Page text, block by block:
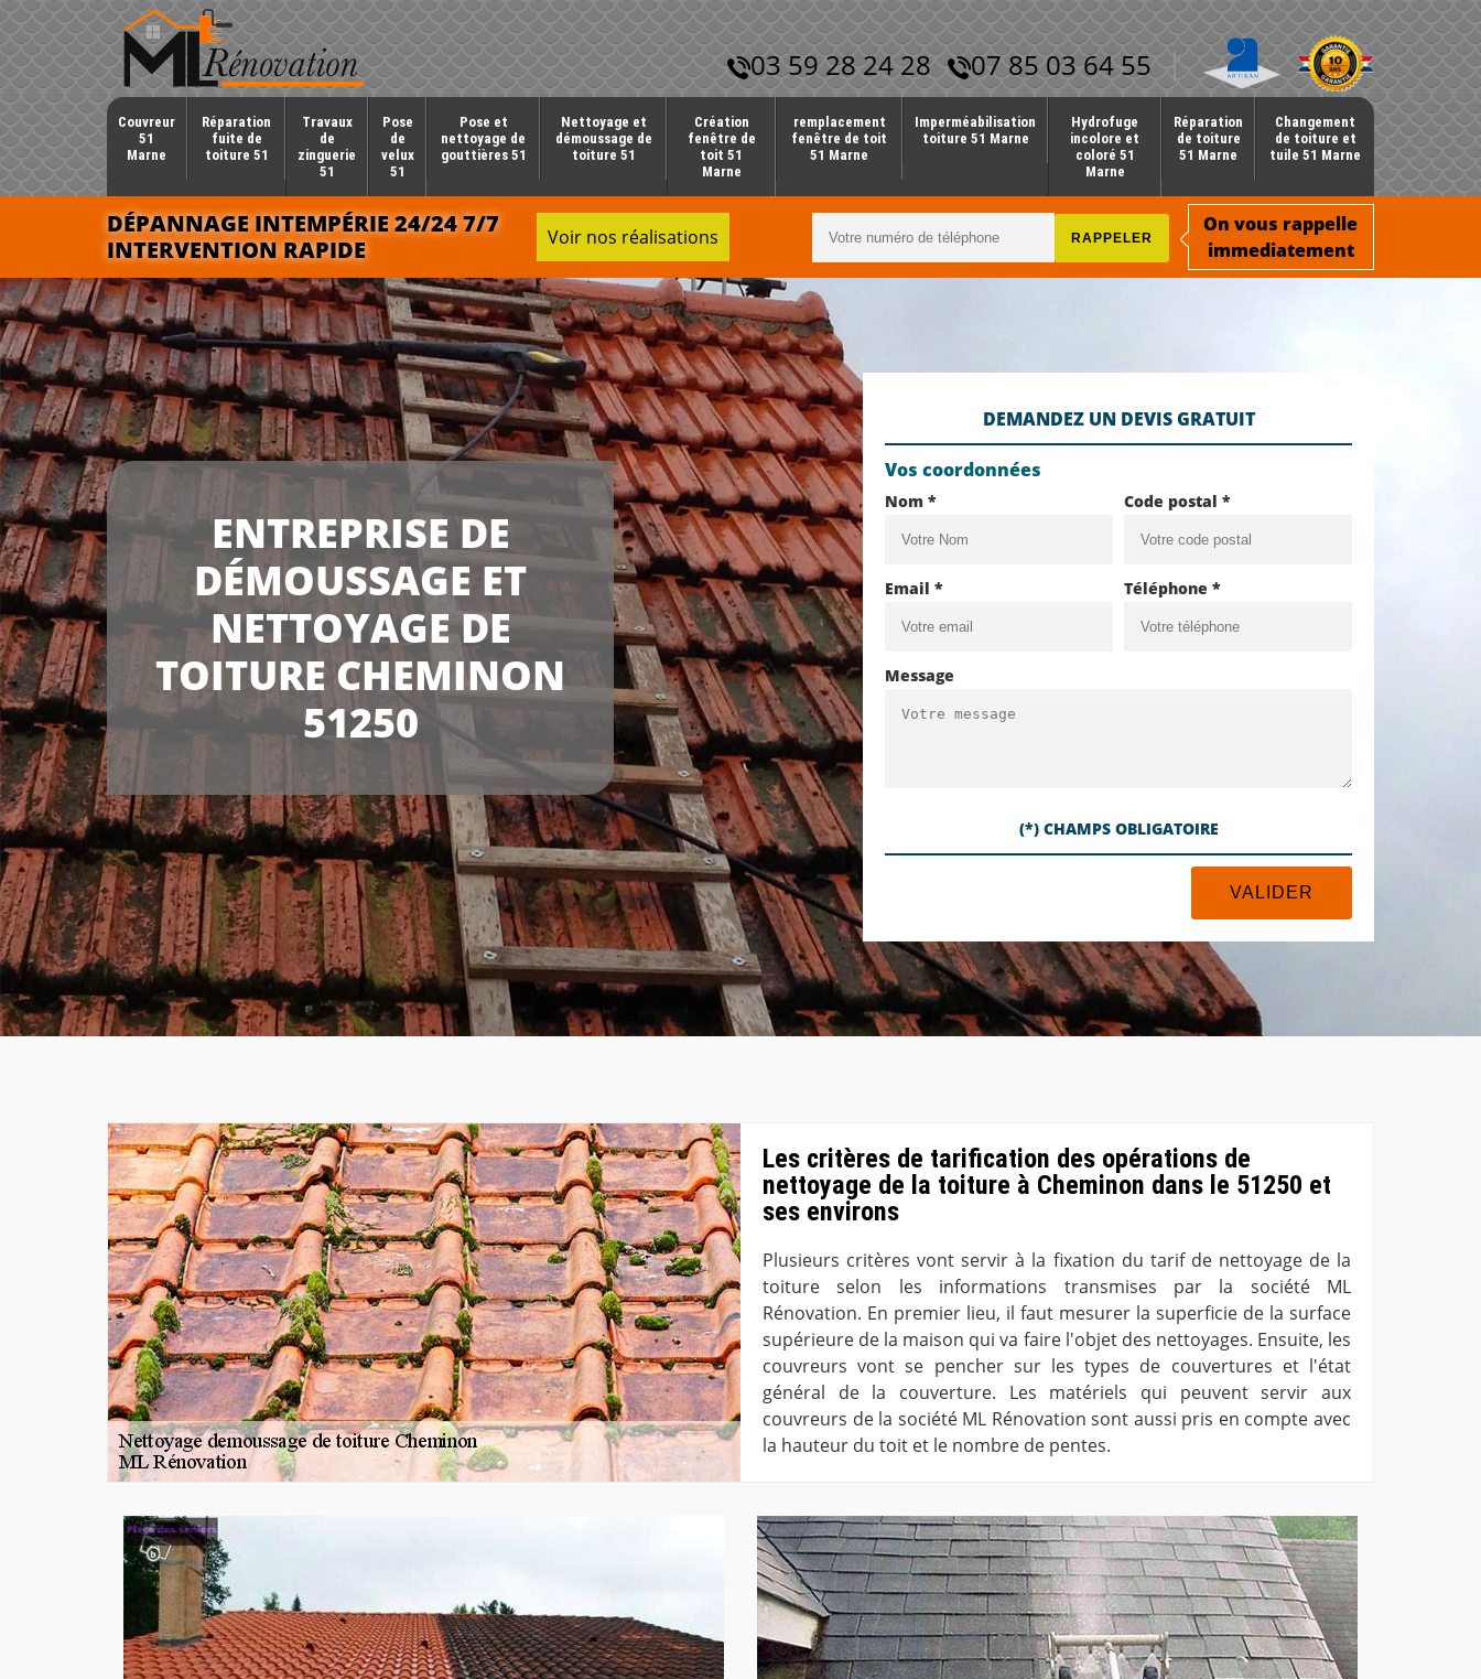
03 59 28 24 28 07 85 03 64 55
Couvreur
51
Marne
Réparation
fuite de
toiture 51
Travaux
de
zinguerie
51
Pose
de
velux
51
Pose et
nettoyage de
gouttières 51
Nettoyage et
démoussage de
toiture 51
Création
fenêtre de
toit 51
Marne
remplacement
fenêtre de toit
51 Marne
Imperméabilisation
toiture 51 Marne
Hydrofuge
incolore et
coloré 51
Marne
Réparation
de toiture
51 Marne
Changement
de toiture et
tuile 51 Marne
DÉPANNAGE INTEMPÉRIE 24/24 7/7
INTERVENTION RAPIDE
Voir nos réalisations
On vous rappelle
immediatement
ENTREPRISE DE
DÉMOUSSAGE ET
NETTOYAGE DE
TOITURE CHEMINON
51250
DEMANDEZ UN DEVIS GRATUIT
Vos coordonnées
Nom * Code postal *
Email * Téléphone *
Message
(*) CHAMPS OBLIGATOIRE
Les critères de tarification des opérations de
nettoyage de la toiture à Cheminon dans le 51250 et
ses environs
Plusieurs critères vont servir à la fixation du tarif de nettoyage de la
toiture selon les informations transmises par la société ML
Rénovation. En premier lieu, il faut mesurer la superficie de la surface
supérieure de la maison qui va faire l'objet des nettoyages. Ensuite, les
couvreurs vont se pencher sur les types de couvertures et l'état
général de la couverture. Les matériels qui peuvent servir aux
couvreurs de la société ML Rénovation sont aussi pris en compte avec
la hauteur du toit et le nombre de pentes.